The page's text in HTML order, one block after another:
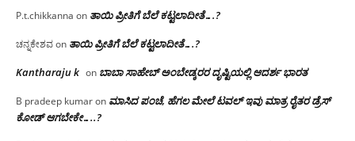
P.t.chikkanna on ತಾಯಿ ಪ್ರೀತಿಗೆ ಬೆಲೆ ಕಟ್ಟಲಾದೀತೆ….?
ಚನ್ನಕೇಶವon ತಾಯಿ ಪ್ರೀತಿಗೆ ಬೆಲೆ ಕಟ್ಟಲಾದೀತೆ….?
Kantharaju k on ಬಾಬಾ ಸಾಹೇಬ್ ಅಂಬೇಡ್ಕರರ ದೃಷ್ಟಿಯಲ್ಲಿ ಆದರ್ಶ ಭಾರತ
B pradeep kumaron ಮಾಸಿದ ಪಂಚೆ, ಹೆಗಲ ಮೇಲೆ ಟವಲ್‌ ಇವು ಮಾತ್ರ ರೈತರ ಡ್ರೆಸ್‌
ಕೋಡ್ ಆಗಬೇಕೇ…..?‌